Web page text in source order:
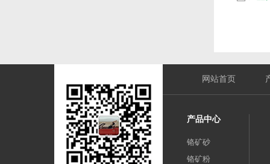
网站首页
产品中心
铬矿砂
铬矿粉